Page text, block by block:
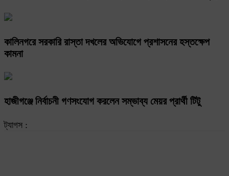
কালিনগরে সরকারি রাস্তা দখলের অভিযোগে প্রশাসনের হস্তক্ষেপ
কামনা
হাজীগঞ্জে নির্বাচনী গণসংযোগ করলেন সম্ভাব্য মেয়র প্রার্থী টিটু
ট্যাগস :